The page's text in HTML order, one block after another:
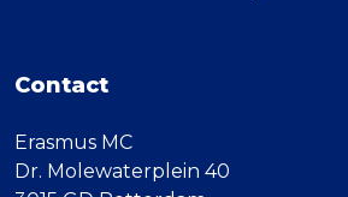
Contact
Erasmus MC
Dr. Molewaterplein 40